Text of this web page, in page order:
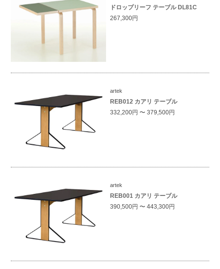
ドロップリーフ テーブル DL81C
267,300円
artek
REB012 カアリ テーブル
332,200円 〜 379,500円
artek
REB001 カアリ テーブル
390,500円 〜 443,300円